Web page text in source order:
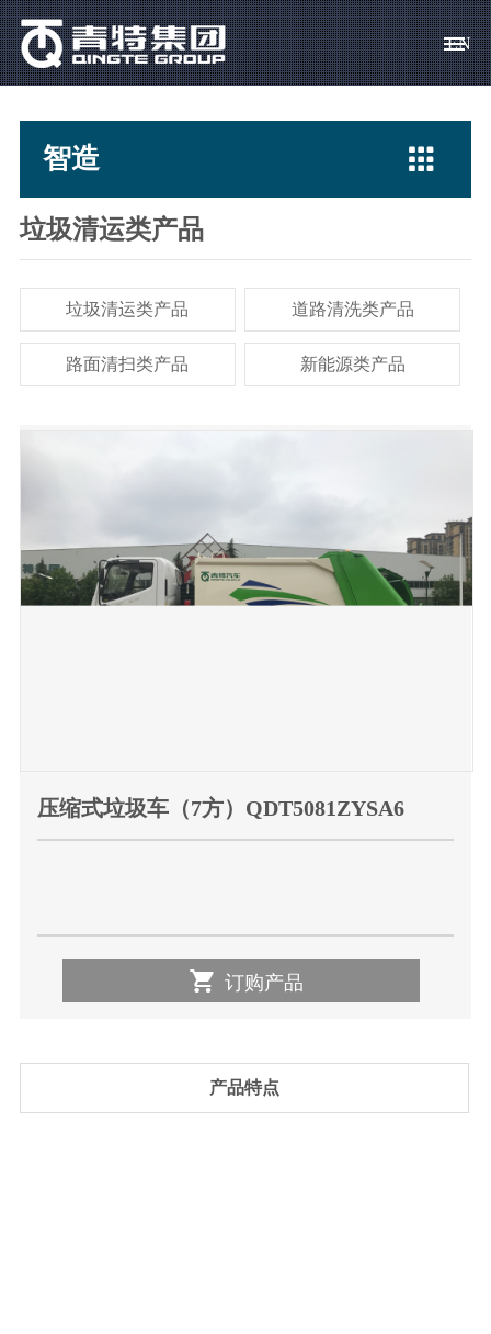
EN
青 特
集团领导
资料下载
智造
专用汽车
车桥零部件
创 新
创新体系
科技基地
营 销
客户服务
求 贤
社会招聘
员工关爱
常见问题
简历投递
智造 
垃圾清运类产品
垃圾清运类产品 道路清洗类产品
路面清扫类产品 新能源类产品
压缩式垃圾车（7方）QDT5081ZYSA6
 订购产品
产品特点